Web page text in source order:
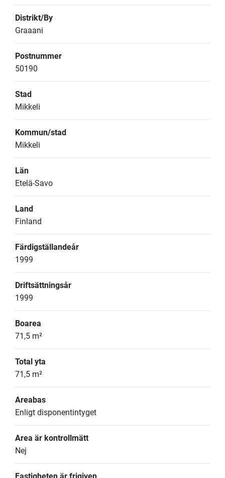
Distrikt/By
Graaani
Postnummer
50190
Stad
Mikkeli
Kommun/stad
Mikkeli
Län
Etelä-Savo
Land
Finland
Färdigställandeår
1999
Driftsättningsår
1999
Boarea
71,5 m²
Total yta
71,5 m²
Areabas
Enligt disponentintyget
Area är kontrollmätt
Nej